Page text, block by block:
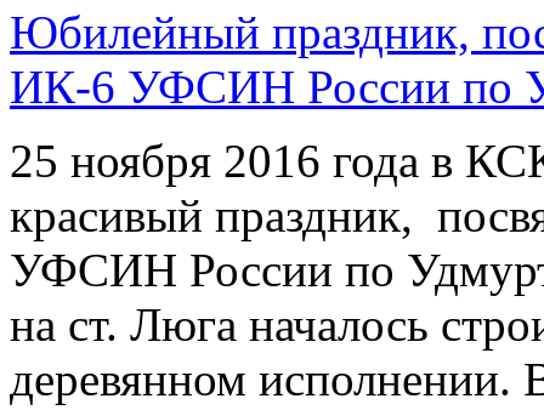
Юбилейный праздник,
ИК-6 УФСИН России по
25 ноября 2016 года в
красивый праздник,
УФСИН России по
на ст. Люга началось
деревянном исполнении.